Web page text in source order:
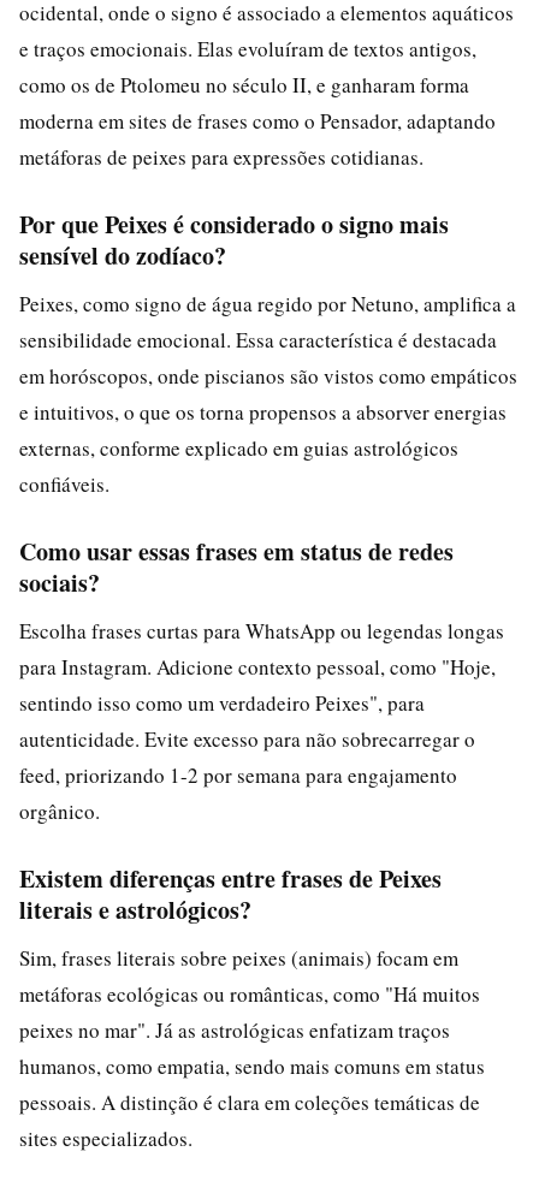
ocidental, onde o signo é associado a elementos aquáticos
e traços emocionais. Elas evoluíram de textos antigos,
como os de Ptolomeu no século II, e ganharam forma
moderna em sites de frases como o Pensador, adaptando
metáforas de peixes para expressões cotidianas.
Por que Peixes é considerado o signo mais
sensível do zodíaco?
Peixes, como signo de água regido por Netuno, amplifica a
sensibilidade emocional. Essa característica é destacada
em horóscopos, onde piscianos são vistos como empáticos
e intuitivos, o que os torna propensos a absorver energias
externas, conforme explicado em guias astrológicos
confiáveis.
Como usar essas frases em status de redes
sociais?
Escolha frases curtas para WhatsApp ou legendas longas
para Instagram. Adicione contexto pessoal, como "Hoje,
sentindo isso como um verdadeiro Peixes", para
autenticidade. Evite excesso para não sobrecarregar o
feed, priorizando 1-2 por semana para engajamento
orgânico.
Existem diferenças entre frases de Peixes
literais e astrológicos?
Sim, frases literais sobre peixes (animais) focam em
metáforas ecológicas ou românticas, como "Há muitos
peixes no mar". Já as astrológicas enfatizam traços
humanos, como empatia, sendo mais comuns em status
pessoais. A distinção é clara em coleções temáticas de
sites especializados.